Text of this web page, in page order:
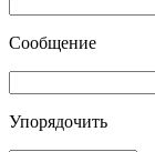
Сообщение
Упорядочить